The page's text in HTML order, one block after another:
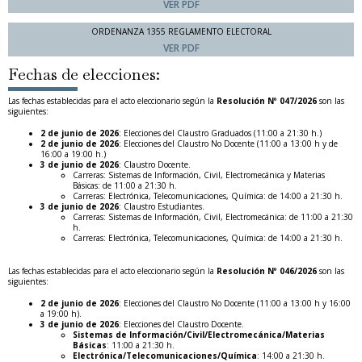
VER PDF
ORDENANZA 1355 REGLAMENTO ELECTORAL
VER PDF
Fechas de elecciones:
Las fechas establecidas para el acto eleccionario según la Resolución Nº 047/2026 son las
siguientes:
2 de junio de 2026: Elecciones del Claustro Graduados (11:00 a 21:30 h.)​
2 de junio de 2026: Elecciones del Claustro No Docente (11:00 a 13:00 h y de
16:00 a 19:00 h.) ​
3 de junio de 2026: Claustro Docente. ​
Carreras: Sistemas de Información, Civil, Electromecánica y Materias
Básicas: de 11:00 a 21:30 h. ​
Carreras: Electrónica, Telecomunicaciones, Química: de 14:00 a 21:30 h. ​
3 de junio de 2026: Claustro Estudiantes. ​
Carreras: Sistemas de Información, Civil, Electromecánica: de 11:00 a 21:30
h. ​
Carreras: Electrónica, Telecomunicaciones, Química: de 14:00 a 21:30 h. ​
Las fechas establecidas para el acto eleccionario según la Resolución Nº 046/2026 son las
siguientes:
2 de junio de 2026: Elecciones del Claustro No Docente (11:00 a 13:00 h y 16:00
a 19:00 h). ​
3 de junio de 2026: Elecciones del Claustro Docente. ​
Sistemas de Información/Civil/Electromecánica/Materias
Básicas: 11:00 a 21:30 h. ​
Electrónica/Telecomunicaciones/Química: 14:00 a 21:30 h.